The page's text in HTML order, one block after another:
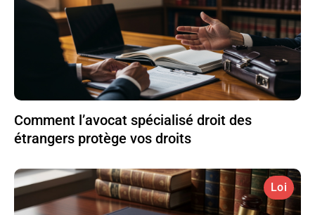
Comment l’avocat spécialisé droit des
étrangers protège vos droits
Loi